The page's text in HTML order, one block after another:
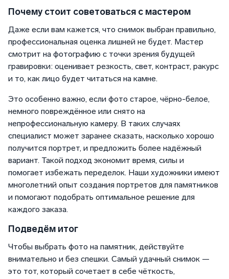
Почему стоит советоваться с мастером
Даже если вам кажется, что снимок выбран правильно,
профессиональная оценка лишней не будет. Мастер
смотрит на фотографию с точки зрения будущей
гравировки: оценивает резкость, свет, контраст, ракурс
и то, как лицо будет читаться на камне.
Это особенно важно, если фото старое, чёрно-белое,
немного повреждённое или снято на
непрофессиональную камеру. В таких случаях
специалист может заранее сказать, насколько хорошо
получится портрет, и предложить более надёжный
вариант. Такой подход экономит время, силы и
помогает избежать переделок. Наши художники имеют
многолетний опыт создания портретов для памятников
и помогают подобрать оптимальное решение для
каждого заказа.
Подведём итог
Чтобы выбрать фото на памятник, действуйте
внимательно и без спешки. Самый удачный снимок —
это тот, который сочетает в себе чёткость,